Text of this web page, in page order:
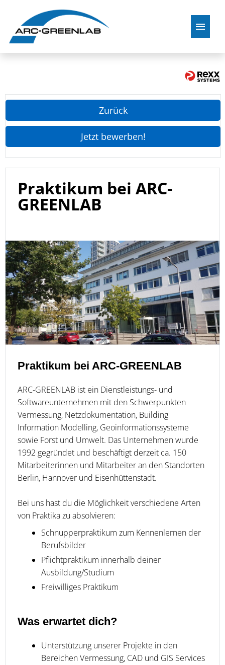
Zurück
Jetzt bewerben!
Praktikum bei ARC-
GREENLAB
Praktikum bei ARC-GREENLAB
ARC-GREENLAB ist ein Dienstleistungs- und
Softwareunternehmen mit den Schwerpunkten
Vermessung, Netzdokumentation, Building
Information Modelling, Geoinformationssysteme
sowie Forst und Umwelt. Das Unternehmen wurde
1992 gegründet und beschäftigt derzeit ca. 150
Mitarbeiterinnen und Mitarbeiter an den Standorten
Berlin, Hannover und Eisenhüttenstadt.
Bei uns hast du die Möglichkeit verschiedene Arten
von Praktika zu absolvieren:
Schnupperpraktikum zum Kennenlernen der
Berufsbilder
Pflichtpraktikum innerhalb deiner
Ausbildung/Studium
Freiwilliges Praktikum
Was erwartet dich?
Unterstützung unserer Projekte in den
Bereichen Vermessung, CAD und GIS Services